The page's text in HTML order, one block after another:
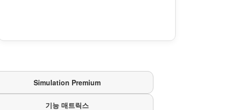
Simulation Premium
기능 매트릭스